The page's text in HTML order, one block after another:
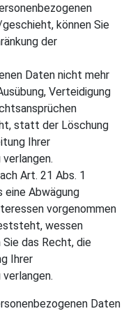
können Sie
der
Daten nicht mehr
Verteidigung
statt der Löschung
Ihrer
Art. 21 Abs. 1
eine Abwägung
vorgenommen
wessen
das Recht, die
Ihrer
Daten